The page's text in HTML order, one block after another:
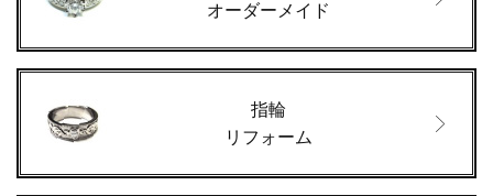
オーダーメイド
指輪
リフォーム